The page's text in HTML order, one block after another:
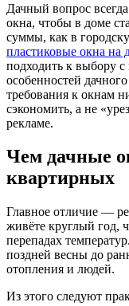
Дачный вопрос
окна, чтобы в доме
суммы, как в
пластиковые окна на
подходить к выбору
особенностей
требования к окнам
сэкономить, а не
рекламе.
Чем дачные
квартирных
Главное отличие —
живёте круглый год,
перепадах
поздней весны до
отопления и людей.
Из этого следуют